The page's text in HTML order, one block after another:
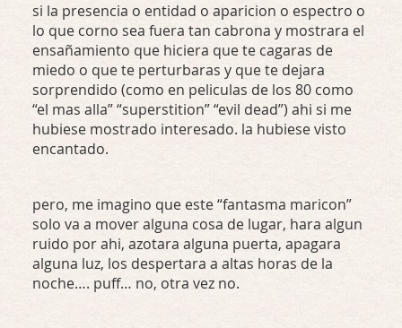
si la presencia o entidad o aparicion o espectro o
lo que corno sea fuera tan cabrona y mostrara el
ensañamiento que hiciera que te cagaras de
miedo o que te perturbaras y que te dejara
sorprendido (como en peliculas de los 80 como
“el mas alla” “superstition” “evil dead”) ahi si me
hubiese mostrado interesado. la hubiese visto
encantado.
pero, me imagino que este “fantasma maricon”
solo va a mover alguna cosa de lugar, hara algun
ruido por ahi, azotara alguna puerta, apagara
alguna luz, los despertara a altas horas de la
noche…. puff… no, otra vez no.